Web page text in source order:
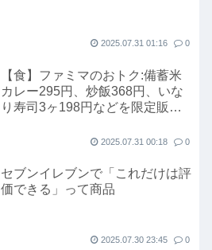
2025.07.31 01:16 0
【食】ファミマのおトク:備蓄米
カレー295円、炒飯368円、いな
り寿司3ヶ198円などを限定販
2025.07.31 00:18 0
セブンイレブンで「これだけは評
価できる」って商品
2025.07.30 23:45 0